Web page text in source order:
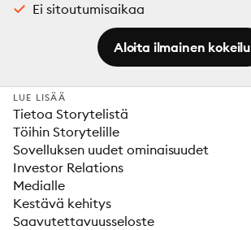
Ei sitoutumisaikaa
Aloita ilmainen kokeilu
LUE LISÄÄ
Tietoa Storytelistä
Töihin Storytelille
Sovelluksen uudet ominaisuudet
Investor Relations
Medialle
Kestävä kehitys
Saavutettavuusseloste